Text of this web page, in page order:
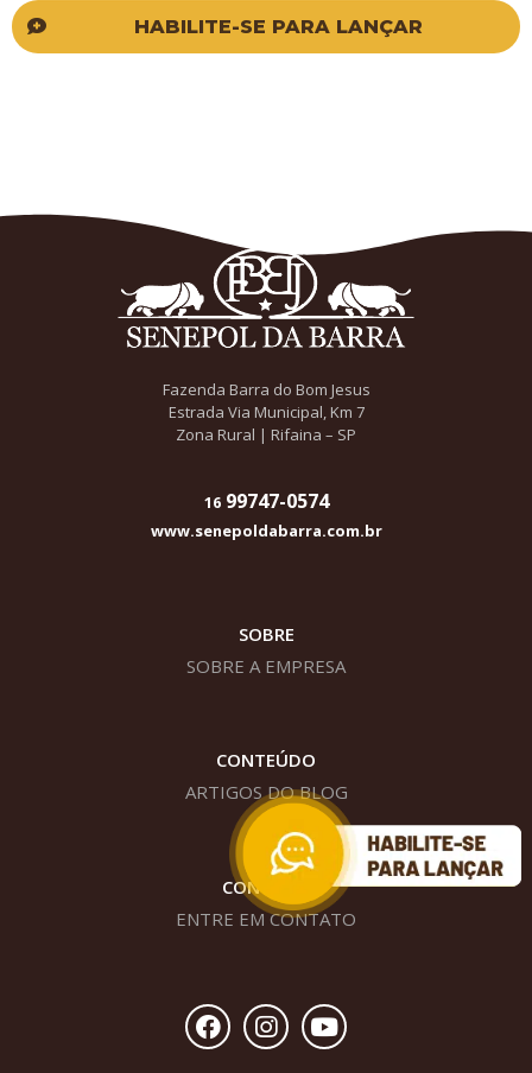
HABILITE-SE PARA LANÇAR
Fazenda Barra do Bom Jesus
Estrada Via Municipal, Km 7
Zona Rural | Rifaina – SP
1699747-0574
www.senepoldabarra.com.br
SOBRE
SOBRE A EMPRESA
CONTEÚDO
ARTIGOS DO BLOG
CONTATO
ENTRE EM CONTATO